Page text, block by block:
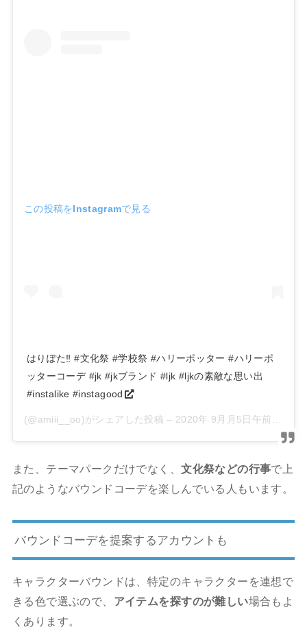
この投稿をInstagramで見る
はりぽた‼︎ #文化祭 #学校祭 #ハリーポッター #ハリーポ
ッターコーデ #jk #jkブランド #ljk #ljkの素敵な思い出
#instalike #instagood
(@amiii__oo)がシェアした投稿 – 2020年 9月月5日午前12時49分PDT
また、テーマパークだけでなく、文化祭などの行事で上
記のようなバウンドコーデを楽しんでいる人もいます。
バウンドコーデを提案するアカウントも
キャラクターバウンドは、特定のキャラクターを連想で
きる色で選ぶので、 アイテムを探すのが難しい場合もよ
くあります。